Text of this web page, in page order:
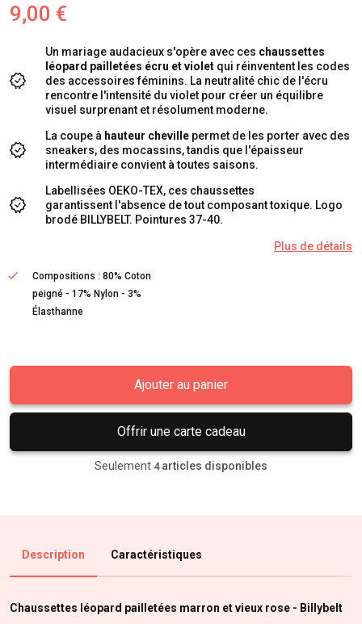
9,00 €
Un mariage audacieux s'opère avec ces chaussettes
léopard pailletées écru et violet qui réinventent les codes
des accessoires féminins. La neutralité chic de l'écru
rencontre l'intensité du violet pour créer un équilibre
visuel surprenant et résolument moderne.
La coupe à hauteur cheville permet de les porter avec des
sneakers, des mocassins, tandis que l'épaisseur
intermédiaire convient à toutes saisons.
Labellisées OEKO-TEX, ces chaussettes
garantissent l'absence de tout composant toxique. Logo
brodé BILLYBELT. Pointures 37-40.
Plus de détails
Compositions : 80% Coton
peigné - 17% Nylon - 3%
Élasthanne
Ajouter au panier
Offrir une carte cadeau
Seulement 4 articles disponibles
Description Caractéristiques
Chaussettes léopard pailletées marron et vieux rose - Billybelt